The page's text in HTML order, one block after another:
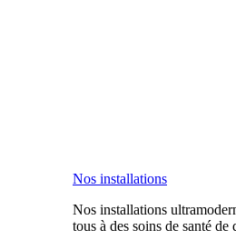
Nos installations
Nos installations
tous à des soins de santé de